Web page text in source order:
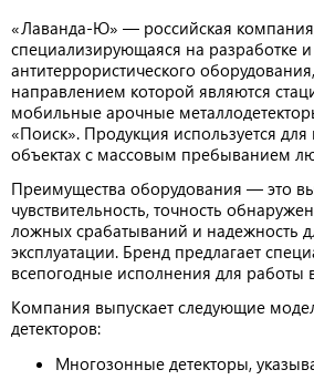
«Лаванда-Ю» — российская
специализирующаяся на разработке
антитеррористического
направлением которой являются
мобильные арочные
«Поиск». Продукция используется для
объектах с массовым пребыванием
Преимущества оборудования — это
чувствительность, точность
ложных срабатываний и надежность
эксплуатации. Бренд предлагает
всепогодные исполнения для работы
Компания выпускает следующие
детекторов:
Многозонные детекторы,